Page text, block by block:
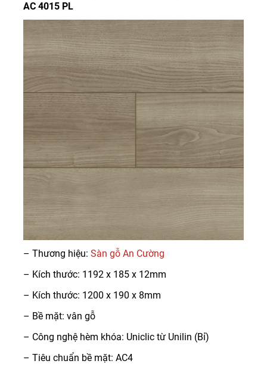
AC 4015 PL
– Thương hiệu: Sàn gỗ An Cường
– Kích thước: 1192 x 185 x 12mm
– Kích thước: 1200 x 190 x 8mm
– Bề mặt: vân gỗ
– Công nghệ hèm khóa: Uniclic từ Unilin (Bỉ)
– Tiêu chuẩn bề mặt: AC4